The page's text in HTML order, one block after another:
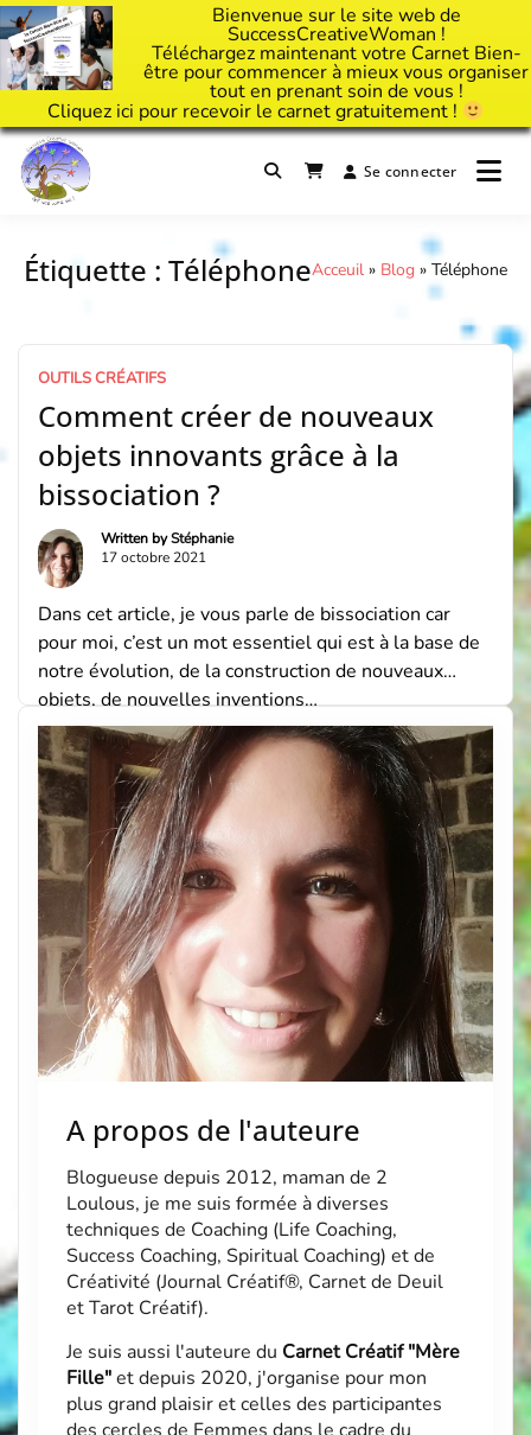
Bienvenue sur le site web de
SuccessCreativeWoman !
Téléchargez maintenant votre Carnet Bien-
être pour commencer à mieux vous organiser
tout en prenant soin de vous !
Cliquez ici pour recevoir le carnet gratuitement !
Passer
contenu
Il est temps d'ART'ivez votre vie !Se connecter
Étiquette : TéléphoneAcceuil » Blog » Téléphone
OUTILS CRÉATIFS
Comment créer de nouveaux
objets innovants grâce à la
bissociation ?
Written byStéphanie
17 octobre 2021
Dans cet article, je vous parle de bissociation car
pour moi, c’est un mot essentiel qui est à la base de
notre évolution, de la construction de nouveaux
objets, de nouvelles inventions…
StéphanieBlogueuse depuis 2012, maman de 2
Loulous, je me suis formée à diverses techniques de
Coaching (Life Coaching, Success Coaching, Spiritual
Coaching) et […]
A propos de l'auteure
Blogueuse depuis 2012, maman de 2
Loulous, je me suis formée à diverses
techniques de Coaching (Life Coaching,
Success Coaching, Spiritual Coaching) et de
Créativité (Journal Créatif®, Carnet de Deuil
et Tarot Créatif).
Je suis aussi l'auteure du Carnet Créatif "Mère
Fille"et depuis 2020, j'organise pour mon
plus grand plaisir et celles des participantes